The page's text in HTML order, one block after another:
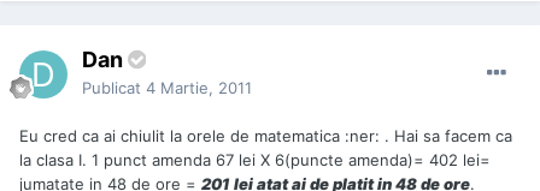
Dan
Publicat 4 Martie, 2011
Eu cred ca ai chiulit la orele de matematica :ner: . Hai sa facem ca
la clasa I. 1 punct amenda 67 lei X 6(puncte amenda)= 402 lei=
jumatate in 48 de ore = 201 lei atat ai de platit in 48 de ore.